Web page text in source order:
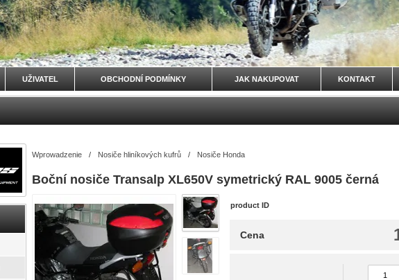
UŽIVATEL OBCHODNÍ PODMÍNKY JAK NAKUPOVAT KONTAKT
Wprowadzenie / Nosiče hliníkových kufrů / Nosiče Honda
Boční nosiče Transalp XL650V symetrický RAL 9005 černá
product ID
Cena